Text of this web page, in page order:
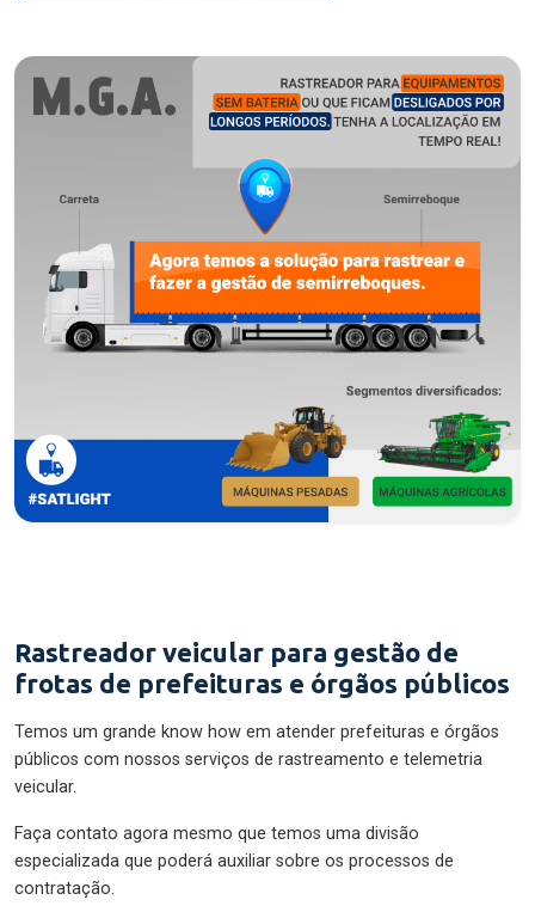
Rastreador veicular para gestão de
frotas de prefeituras e órgãos públicos
Temos um grande know how em atender prefeituras e órgãos
públicos com nossos serviços de rastreamento e telemetria
veicular.
Faça contato agora mesmo que temos uma divisão
especializada que poderá auxiliar sobre os processos de
contratação.